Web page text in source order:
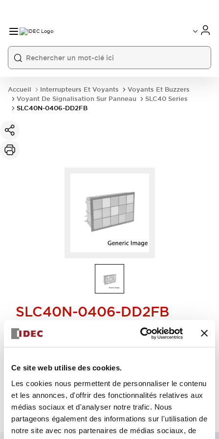
Ce site web utilise des cookies.
Les cookies nous permettent de personnaliser le contenu
et les annonces, d'offrir des fonctionnalités relatives aux
médias sociaux et d'analyser notre trafic. Nous
partageons également des informations sur l'utilisation de
notre site avec nos partenaires de médias sociaux, de
Accueil Interrupteurs Et Voyants
Voyants Et Buzzers
Voyant De Signalisation Sur Panneau
SLC40 Series
SLC40N-0406-DD2FB
SLC40N-0406-DD2FB
lumière combinée
Sélectionner la quantité
Ajouter au devis